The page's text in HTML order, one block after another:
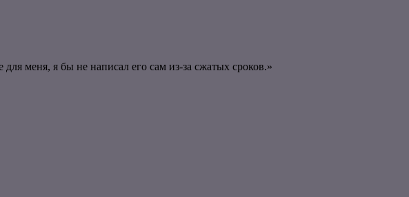
меня, я бы не написал его сам из-за сжатых сроков.»